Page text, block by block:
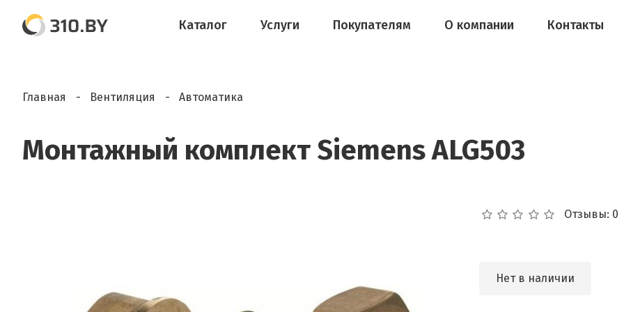
Каталог Услуги Покупателям О компании Контакты
Главная Вентиляция Автоматика
Монтажный комплект Siemens ALG503
Отзывы: 0
Нет в наличии